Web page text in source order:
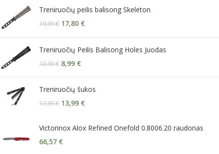
Treniruočių peilis balisong Skeleton
19,99€ 17,80 €
Treniruočių Peilis Balisong Holes Juodas
13,99€ 8,99 €
Treniruočių šukos
17,99€ 13,99 €
Victorinox Alox Refined Onefold 0.8006.20 raudonas
66,57 €